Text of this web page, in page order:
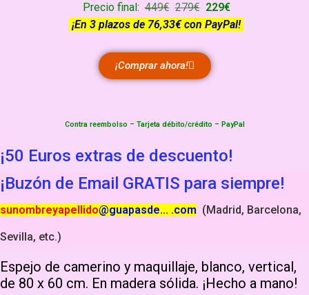
Precio final:449€ 279€ 229€
¡En 3 plazos de 76,33€ con PayPal!
¡Comprar ahora!
Contra reembolso – Tarjeta débito/crédito – PayPal
¡50 Euros extras de descuento!
¡Buzón de Email GRATIS para siempre!
sunombreyapellido@guapasde… .com (Madrid, Barcelona,
Sevilla, etc.)
Espejo de camerino y maquillaje, blanco, vertical,
de 80 x 60 cm. En madera sólida. ¡Hecho a mano!